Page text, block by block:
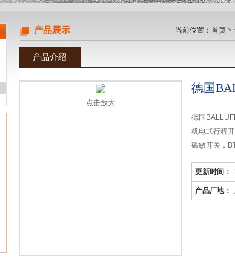
产品展示 当前位置： 首页 >
产品介绍
点击放大
德国
德国
机电式行程
磁敏开关，
方案。
更新时间：
产品厂地：